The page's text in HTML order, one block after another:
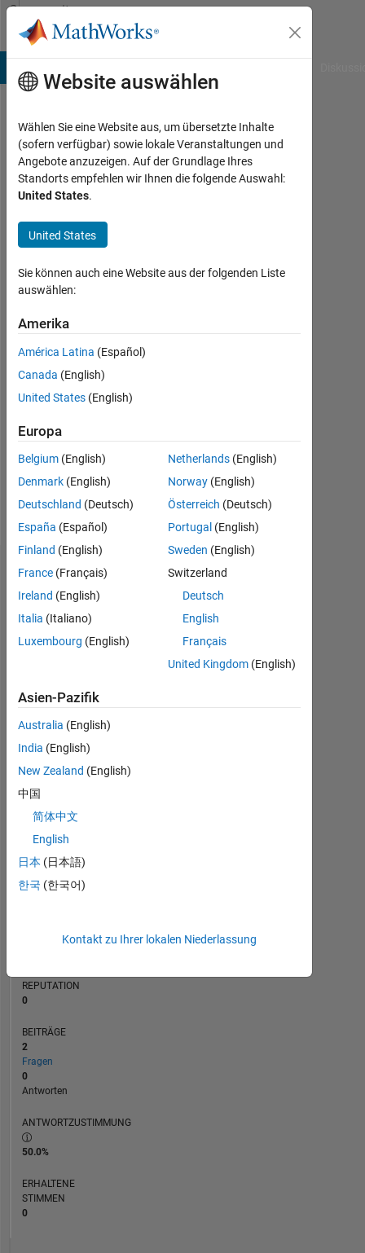
Weiter zum Inhalt
Community
Profile
Nasser
Alqurishi
Last
etwa
4
Jahre
Aktiv
seit
2021
0
Following:
0
Follow
Dashboard
Statistik
MATLAB Answers
BEITRÄGE L
0
1
2
REPUTATION
0
BEITRÄGE
2
Fragen
0
Antworten
ANTWORTZUSTIMMUNG
50.0%
ERHALTENE
STIMMEN
0
Website auswählen
Wählen Sie eine Website aus, um übersetzte Inhalte
(sofern verfügbar) sowie lokale Veranstaltungen und
Angebote anzuzeigen. Auf der Grundlage Ihres
Standorts empfehlen wir Ihnen die folgende Auswahl:
United States.
United States
Sie können auch eine Website aus der folgenden Liste
auswählen:
Amerika
América Latina (Español)
Canada (English)
United States (English)
Europa
Belgium (English)
Denmark (English)
Deutschland (Deutsch)
España (Español)
Finland (English)
France (Français)
Ireland (English)
Italia (Italiano)
Luxembourg (English)
Netherlands (English)
Norway (English)
Österreich (Deutsch)
Portugal (English)
Sweden (English)
Switzerland
Deutsch
English
Français
United Kingdom (English)
Asien-Pazifik
Australia (English)
India (English)
New Zealand (English)
中国
简体中文
English
日本 (日本語)
한국 (한국어)
Kontakt zu Ihrer lokalen Niederlassung